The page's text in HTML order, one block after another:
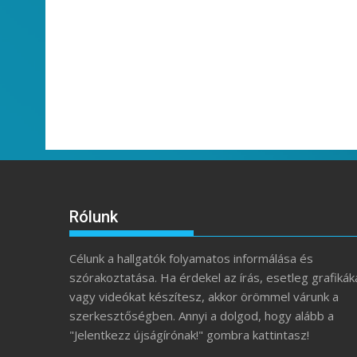
Rólunk
Célunk a hallgatók folyamatos informálása és
szórakoztatása. Ha érdekel az írás, esetleg
vagy videókat készítesz, akkor örömmel várunk a
szerkesztőségben. Annyi a dolgod, hogy alább a
"Jelentkezz újságírónak!" gombra kattintasz!